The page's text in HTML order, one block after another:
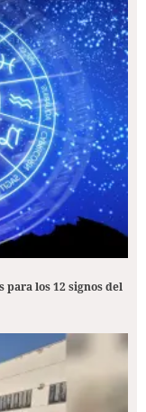
para los 12 signos del